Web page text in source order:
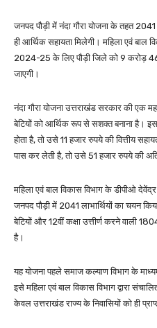
जनपद पौड़ी में नंदा गौरा योजना के तहत 2041
ही आर्थिक सहायता मिलेगी। महिला एवं बाल
2024-25 के लिए पौड़ी जिले को 9 करोड़ 46
जाएगी।
नंदा गौरा योजना उत्तराखंड सरकार की एक
बेटियों को आर्थिक रूप से सशक्त बनाना है।
होता है, तो उसे 11 हजार रुपये की वित्तीय
पास कर लेती है, तो उसे 51 हजार रुपये की
महिला एवं बाल विकास विभाग के डीपीओ
जनपद पौड़ी में 2041 लाभार्थियों का चयन
बेटियों और 12वीं कक्षा उत्तीर्ण करने वाली
है।
यह योजना पहले समाज कल्याण विभाग के
इसे महिला एवं बाल विकास विभाग द्वारा
केवल उत्तराखंड राज्य के निवासियों को ही